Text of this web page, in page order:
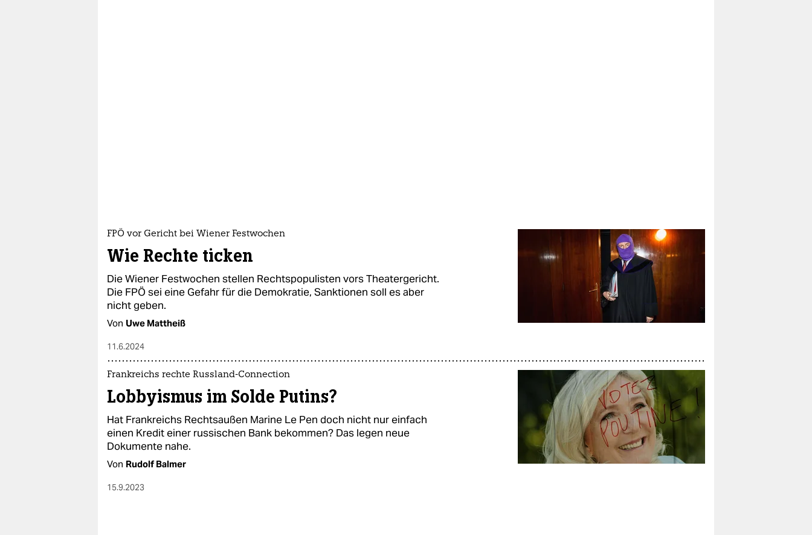
FPÖ vor Gericht bei Wiener Festwochen
Wie Rechte ticken
Die Wiener Festwochen stellen Rechtspopulisten vors Theatergericht.
Die FPÖ sei eine Gefahr für die Demokratie, Sanktionen soll es aber
nicht geben.
Von Uwe Mattheiß
11.6.2024
Frankreichs rechte Russland-Connection
Lobbyismus im Solde Putins?
Hat Frankreichs Rechtsaußen Marine Le Pen doch nicht nur einfach
einen Kredit einer russischen Bank bekommen? Das legen neue
Dokumente nahe.
Von Rudolf Balmer
15.9.2023